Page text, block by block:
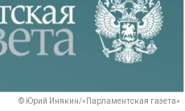
© Юрий Инякин/«Парламентская газета»